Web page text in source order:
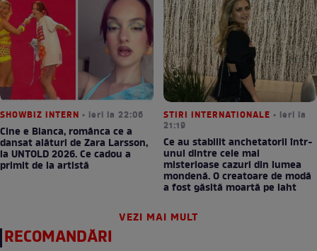
SHOWBIZ INTERN • ieri la 22:06
Cine e Bianca, românca ce a
dansat alături de Zara Larsson,
la UNTOLD 2026. Ce cadou a
primit de la artistă
STIRI INTERNATIONALE • ieri la
21:19
Ce au stabilit anchetatorii într-
unul dintre cele mai
misterioase cazuri din lumea
mondenă. O creatoare de modă
a fost găsită moartă pe iaht
VEZI MAI MULT
RECOMANDĂRI